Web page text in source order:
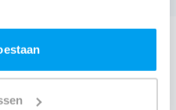
Zaal De Ark?
in Zaal De Ark: dat is onze
met de locatie tot een